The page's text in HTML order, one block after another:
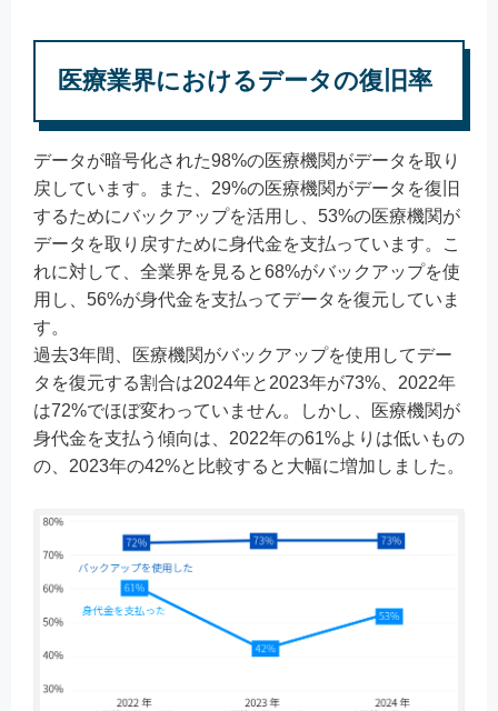
医療業界におけるデータの復旧率
データが暗号化された98%の医療機関がデータを取り
戻しています。また、29%の医療機関がデータを復旧
するためにバックアップを活用し、53%の医療機関が
データを取り戻すために身代金を支払っています。こ
れに対して、全業界を見ると68%がバックアップを使
用し、56%が身代金を支払ってデータを復元していま
す。
過去3年間、医療機関がバックアップを使用してデー
タを復元する割合は2024年と2023年が73%、2022年
は72%でほぼ変わっていません。しかし、医療機関が
身代金を支払う傾向は、2022年の61%よりは低いもの
の、2023年の42%と比較すると大幅に増加しました。